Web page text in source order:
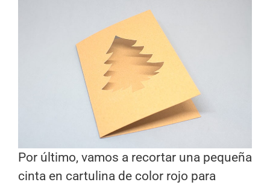
Por último, vamos a recortar una pequeña
cinta en cartulina de color rojo para